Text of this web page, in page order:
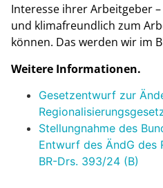
Interesse ihrer Arbeitgeber
und klimafreundlich zum
können. Das werden wir im
Weitere Informationen.
Gesetzentwurf zur
Stellungnahme des
Entwurf des ÄndG des
BR-Drs. 393/24 (B)